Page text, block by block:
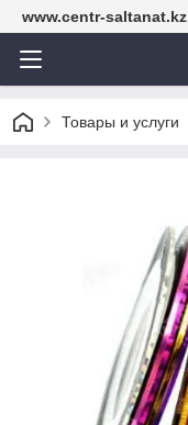
www.centr-saltanat.kz
Товары и услуги